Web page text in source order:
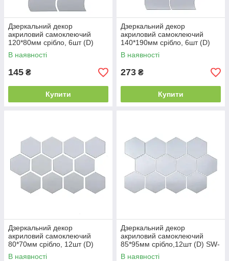
Дзеркальний декор
акриловий самоклеючий
120*80мм срібло, 6шт (D)
SW-00002509
В наявності
145 ₴
Купити
Дзеркальний декор
акриловий самоклеючий
140*190мм срібло, 6шт (D)
SW-00002510
В наявності
273 ₴
Купити
Дзеркальний декор
акриловий самоклеючий
80*70мм срібло, 12шт (D)
SW-00002511
В наявності
Дзеркальний декор
акриловий самоклеючий
85*95мм срібло,12шт (D) SW-
00002512
В наявності